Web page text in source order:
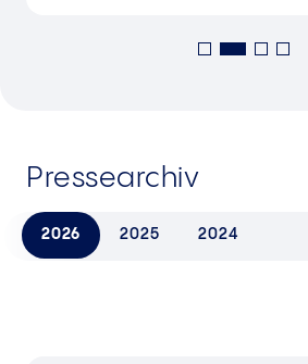
Pressearchiv
2026 2025 2024